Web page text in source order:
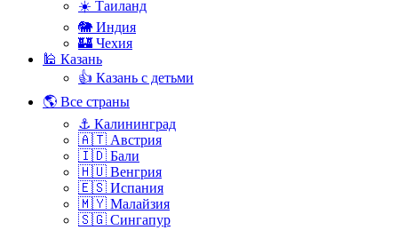
☀️ Таиланд
🐘 Индия
🏰 Чехия
🕌 Казань
👍 Казань с детьми
🌎 Все страны
⚓ Калининград
🇦🇹 Австрия
🇮🇩 Бали
🇭🇺 Венгрия
🇪🇸 Испания
🇲🇾 Малайзия
🇸🇬 Сингапур